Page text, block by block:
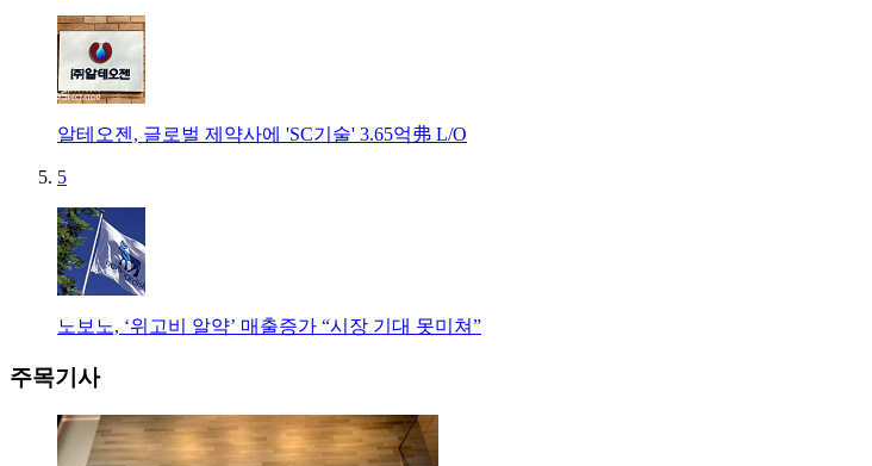
알테오젠, 글로벌 제약사에 'SC기술' 3.65억弗 L/O
5
노보노, ‘위고비 알약’ 매출증가 “시장 기대 못미쳐”
주목기사